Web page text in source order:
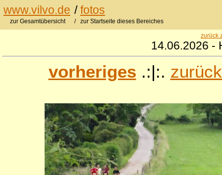
www.vilvo.de /fotos
zur Gesamtübersicht / zur Startseite dieses Bereiches
zurück
14.06.2026 -
vorheriges .:|:.